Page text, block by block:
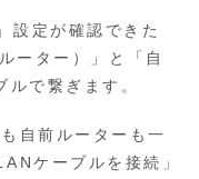
設定が確認できた
ーター）」と「自
で繋ぎます。
自前ルーターも一
ケーブルを接続」